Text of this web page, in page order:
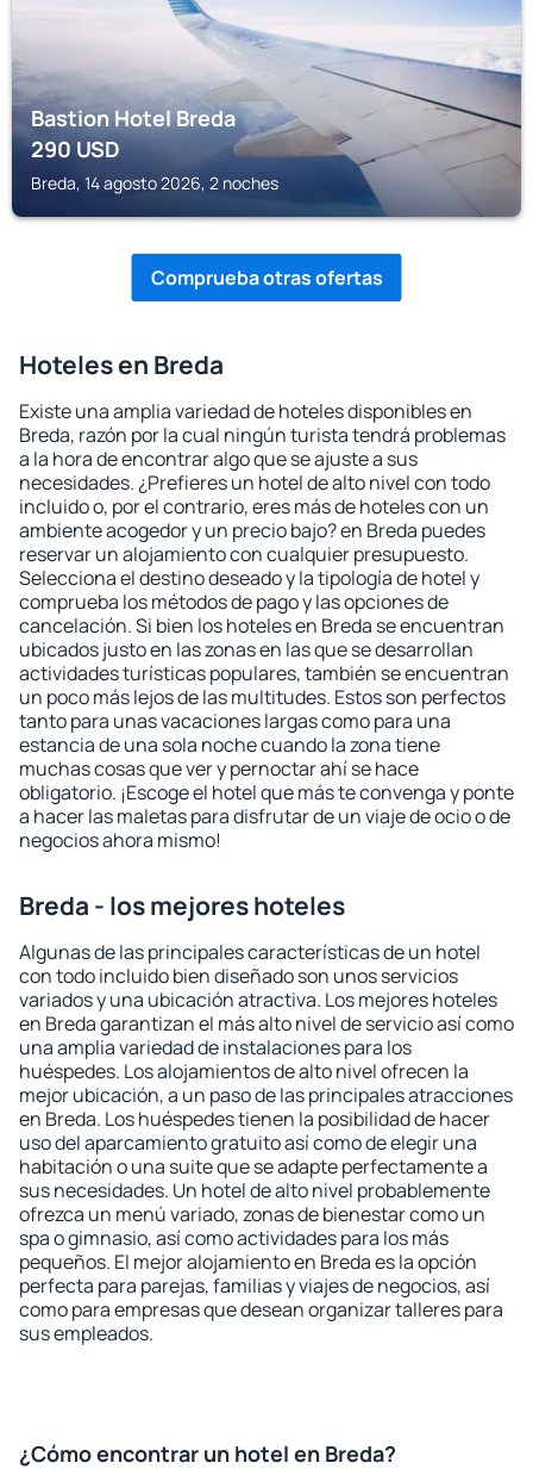
Bastion Hotel Breda
290USD
Breda, 14 agosto 2026, 2 noches
Comprueba otras ofertas
Hoteles en Breda
Existe una amplia variedad de hoteles disponibles en
Breda, razón por la cual ningún turista tendrá problemas
a la hora de encontrar algo que se ajuste a sus
necesidades. ¿Prefieres un hotel de alto nivel con todo
incluido o, por el contrario, eres más de hoteles con un
ambiente acogedor y un precio bajo? en Breda puedes
reservar un alojamiento con cualquier presupuesto.
Selecciona el destino deseado y la tipología de hotel y
comprueba los métodos de pago y las opciones de
cancelación. Si bien los hoteles en Breda se encuentran
ubicados justo en las zonas en las que se desarrollan
actividades turísticas populares, también se encuentran
un poco más lejos de las multitudes. Estos son perfectos
tanto para unas vacaciones largas como para una
estancia de una sola noche cuando la zona tiene
muchas cosas que ver y pernoctar ahí se hace
obligatorio. ¡Escoge el hotel que más te convenga y ponte
a hacer las maletas para disfrutar de un viaje de ocio o de
negocios ahora mismo!
Breda - los mejores hoteles
Algunas de las principales características de un hotel
con todo incluido bien diseñado son unos servicios
variados y una ubicación atractiva. Los mejores hoteles
en Breda garantizan el más alto nivel de servicio así como
una amplia variedad de instalaciones para los
huéspedes. Los alojamientos de alto nivel ofrecen la
mejor ubicación, a un paso de las principales atracciones
en Breda. Los huéspedes tienen la posibilidad de hacer
uso del aparcamiento gratuito así como de elegir una
habitación o una suite que se adapte perfectamente a
sus necesidades. Un hotel de alto nivel probablemente
ofrezca un menú variado, zonas de bienestar como un
spa o gimnasio, así como actividades para los más
pequeños. El mejor alojamiento en Breda es la opción
perfecta para parejas, familias y viajes de negocios, así
como para empresas que desean organizar talleres para
sus empleados.
¿Cómo encontrar un hotel en Breda?